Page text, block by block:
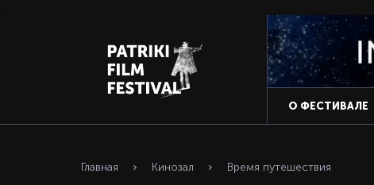
О ФЕСТИВАЛЕ
Главная Кинозал Время путешествия